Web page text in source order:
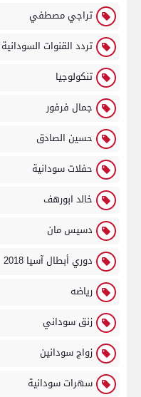
تراجي مصطفي
تردد القنوات السودانية 2019
تنكولوجيا
جمال فرفور
حسين الصادق
حفلات سودانية
خالد ابورهف
دسيس مان
دوري أبطال آسيا 2018
رياضه
زنق سوداني
زواج سودانين
سهرات سودانية